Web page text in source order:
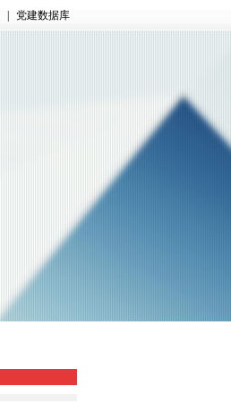
党建数据库